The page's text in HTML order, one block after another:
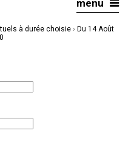
menu
à durée choisie › Du 14 Août